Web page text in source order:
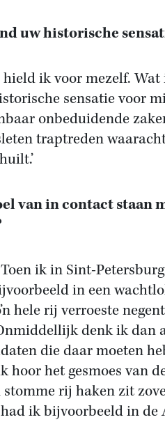
uw historische
hield ik voor mezelf.
sensatie voor
onbeduidende
traptreden
van in contact staan
ik in Sint-
in een
hele rij verroeste
denk ik dan
die daar moeten
hoor het gesmoes van
stomme rij haken zit
ik bijvoorbeeld in de